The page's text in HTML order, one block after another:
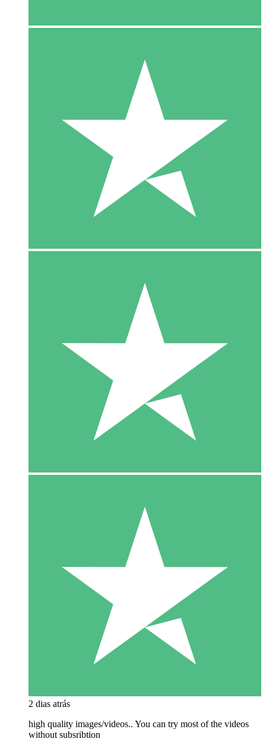
2 dias atrás
high quality images/videos.. You can try most of the videos
without subsribtion